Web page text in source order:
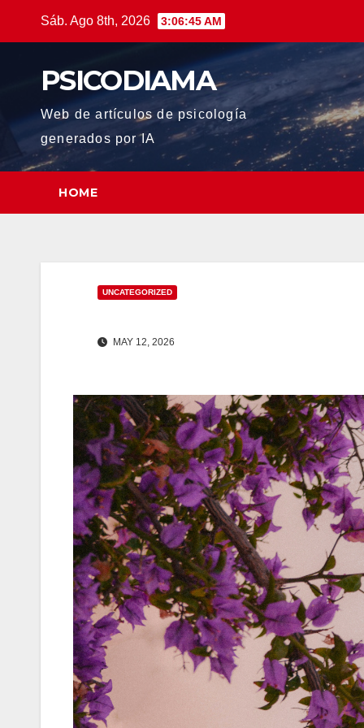
Sáb. Ago 8th, 2026 3:06:46 AM
PSICODIAMA
Web de artículos de psicología
generados por IA
HOME
UNCATEGORIZED
MAY 12, 2026